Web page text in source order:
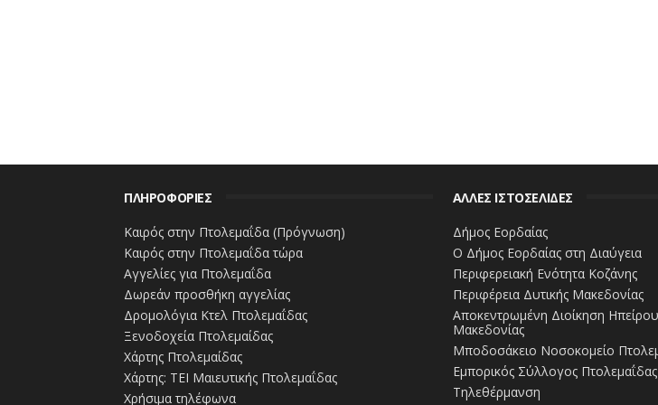
ΠΛΗΡΟΦΟΡΙΕΣ
Καιρός στην Πτολεμαΐδα (Πρόγνωση)
Καιρός στην Πτολεμαΐδα τώρα
Αγγελίες για Πτολεμαΐδα
Δωρεάν προσθήκη αγγελίας
Δρομολόγια Κτελ Πτολεμαΐδας
Ξενοδοχεία Πτολεμαίδας
Χάρτης Πτολεμαίδας
Χάρτης: ΤΕΙ Μαιευτικής Πτολεμαΐδας
Χρήσιμα τηλέφωνα
ΑΛΛΕΣ ΙΣΤΟΣΕΛΙΔΕΣ
Δήμος Εορδαίας
Ο Δήμος Εορδαίας στη Διαύγεια
Περιφερειακή Ενότητα Κοζάνης
Περιφέρεια Δυτικής Μακεδονίας
Αποκεντρωμένη Διοίκηση
Μακεδονίας
Μποδοσάκειο Νοσοκομείο
Εμπορικός Σύλλογος Πτολεμαΐδας
Τηλεθέρμανση